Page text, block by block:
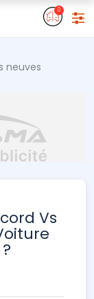
0
neuves
Vs